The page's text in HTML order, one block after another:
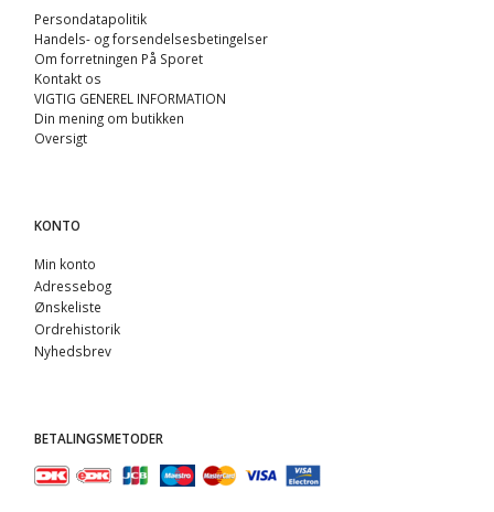
Persondatapolitik
Handels- og forsendelsesbetingelser
Om forretningen På Sporet
Kontakt os
VIGTIG GENEREL INFORMATION
Din mening om butikken
Oversigt
KONTO
Min konto
Adressebog
Ønskeliste
Ordrehistorik
Nyhedsbrev
BETALINGSMETODER